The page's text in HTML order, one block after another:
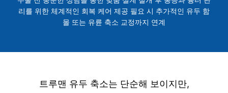
리를 위한 체계적인 회복 케어 제공 필요 시 추가적인 유두 함
몰 또는 유륜 축소 교정까지 연계
트루맨 유두 축소는 단순해 보이지만,